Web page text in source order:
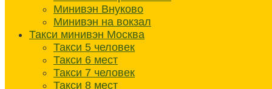
Минивэн Внуково
Минивэн на вокзал
Такси минивэн Москва
Такси 5 человек
Такси 6 мест
Такси 7 человек
Такси 8 мест